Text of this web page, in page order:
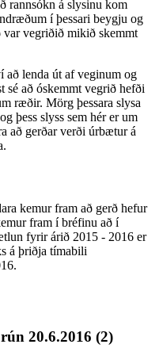
rannsókn á slysinu kom
í þessari beygju og
var vegriðið mikið skemmt
að lenda út af veginum og
sé að óskemmt vegrið hefði
ræðir. Mörg þessara slysa
þess slyss sem hér er um
að gerðar verði úrbætur á
kemur fram að gerð hefur
fram í bréfinu að í
fyrir árið 2015 - 2016 er
á þriðja tímabili
20.6.2016 (2)